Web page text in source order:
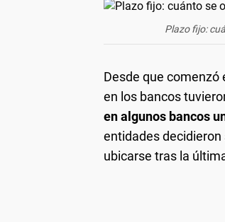
Plazo fijo:
Desde que comenzó
en los bancos
en algunos bancos
entidades decidieron
ubicarse tras la